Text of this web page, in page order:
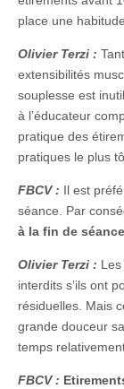
place une
Olivier Terzi :
extensibilités
souplesse est
à l’éducateur
pratique des
pratiques le plus
FBCV : Il est
séance. Par
à la fin de
Olivier Terzi :
interdits s’ils ont
résiduelles. Mais
grande douceur
temps
FBCV :